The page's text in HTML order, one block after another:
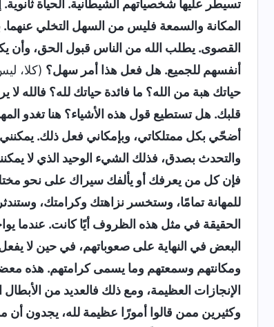
تسيطر عليها شخصياتهم الشيطانية. الحياة
المكانة والسمعة فليس من السهل التخلي عنهما.
القصوى. يطلب الله من الناس قبول الحق، وأن
أنفسهم للجميع. هل فعل هذا أمر سهل؟ (كلا،
حياتك هبة من الله؟ ما فائدة حياتك لله؟ فالله
قلبك. هل تستطيع قول هذه الأشياء؟ هنا تغدو
أضحّي بكل ممتلكاتي، وبإمكاني فعل ذلك.
والتحدث بصدق، فذلك الشيء الوحيد الذي لا
فإن كل من يعرفك أو يألفك سيراك على نحو
للمهانة تمامًا، وستخسر نزاهتك وكرامتك،
الحقيقة في مثل هذه الظروف أيًا كانت. عندما
البعض في النهاية على صعوباتهم، في حين لا
ومكانتهم وسمعتهم وما يسمى كرامتهم. هذه
الإنجازات العظيمة، ومع ذلك فالعديد من
وكثيرين ممن قالوا أمورًا عظيمة لله، يجدون